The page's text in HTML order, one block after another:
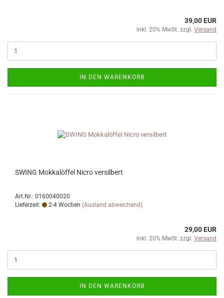
39,00 EUR
inkl. 20% MwSt. zzgl. Versand
IN DEN WARENKORB
SWING Mokkalöffel Nicro versilbert
Art.Nr.: 0160040020
Lieferzeit:
2-4 Wochen (Ausland abweichend)
29,00 EUR
inkl. 20% MwSt. zzgl. Versand
IN DEN WARENKORB